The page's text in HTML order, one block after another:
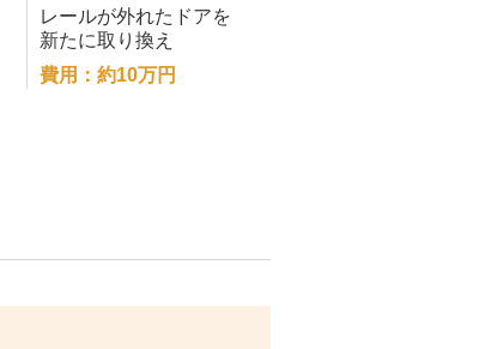
レールが外れたドアを
新たに取り換え
費用：約10万円